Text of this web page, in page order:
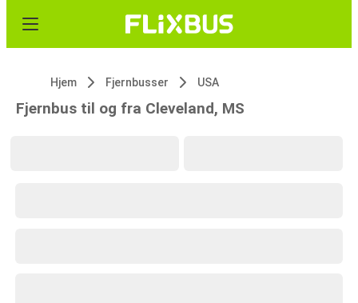
Hjem Fjernbusser USA
Fjernbus til og fra Cleveland, MS